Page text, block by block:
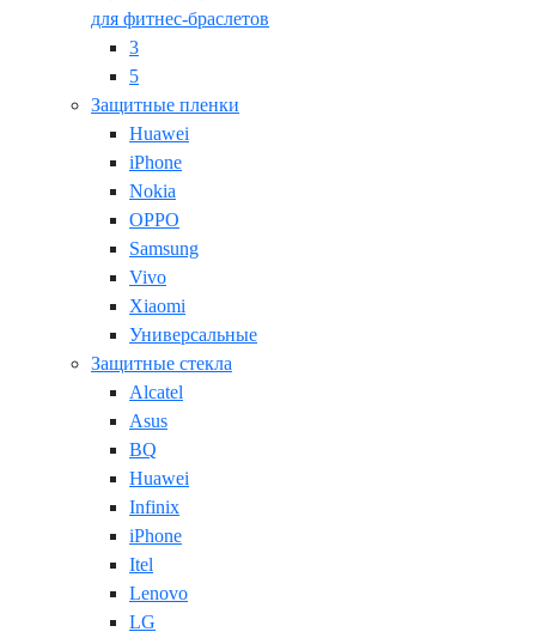
для фитнес-браслетов
3
5
Защитные пленки
Huawei
iPhone
Nokia
OPPO
Samsung
Vivo
Xiaomi
Универсальные
Защитные стекла
Alcatel
Asus
BQ
Huawei
Infinix
iPhone
Itel
Lenovo
LG